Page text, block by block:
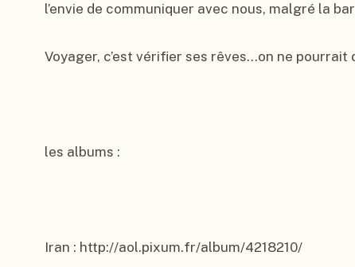
l’envie de communiquer avec nous, malgré la
Voyager, c’est vérifier ses rêves…on ne pourrait
les albums :
Iran : http://aol.pixum.fr/album/4218210/